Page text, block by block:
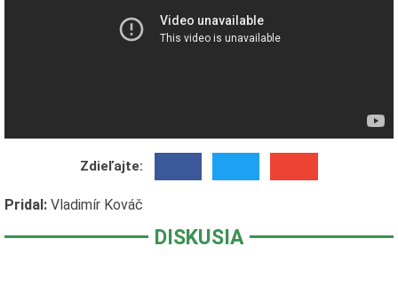
Zdieľajte:
Pridal: Vladimír Kováč
DISKUSIA